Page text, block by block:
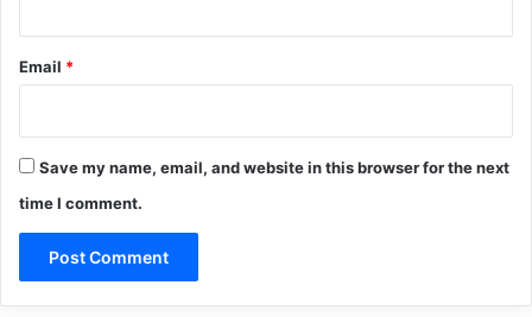
Email *
Save my name, email, and website in this browser for the next
time I comment.